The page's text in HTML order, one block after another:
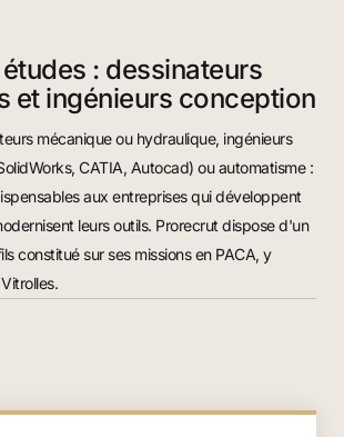
: dessinateurs
et ingénieurs conception
mécanique ou hydraulique, ingénieurs
CATIA, Autocad) ou automatisme :
aux entreprises qui développent
leurs outils. Prorecrut dispose d'un
constitué sur ses missions en PACA, y